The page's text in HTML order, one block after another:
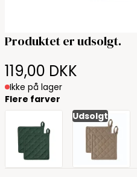
Produktet er udsolgt.
119,00 DKK
Ikke på lager
Flere farver
Udsolgt